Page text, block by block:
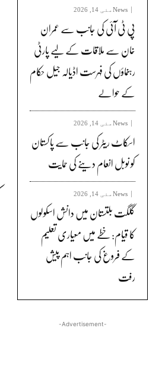
News مئی 14, 2026
پی ٹی آئی کی جانب سے عمران
خان سے ملاقات کے لیے پارٹی
رہنماؤں کی فہرست اڈیالہ جیل حکام
کے حوالے
News مئی 14, 2026
اسکاٹ ریٹر کی جانب سے پاکستان
کو نوبل انعام دینے کی حمایت
News مئی 14, 2026
گلگت بلتستان میں دانش اسکولوں
کا قیام: خطے میں معیاری تعلیم
کے فروغ کی جانب اہم پیش
رفت
-Advertisement-